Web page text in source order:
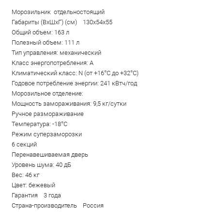
Морозильник отдельностоящий
Габариты (ВxШxГ) (см) 130x54x55
Общий объем: 163 л
Полезный объем: 111 л
Тип управления: механический
Класс энергопотребления: A
Климатический класс: N (от +16°С до +32°С)
Годовое потребление энергии: 241 кВтч/год
Морозильное отделение:
Мощность замораживания: 9,5 кг/сутки
Ручное размораживание
Температура: -18°С
Режим суперзаморозки
6 секций
Перенавешиваемая дверь
Уровень шума: 40 дБ
Вес: 46 кг
Цвет: бежевый
Гарантия 3 года
Страна-производитель Россия